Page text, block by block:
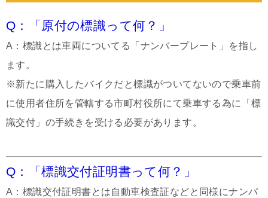
Q：「原付の標識って何？」
A：標識とは車両についてる「ナンバープレート」を指し
ます。
※新たに購入したバイクだと標識がついてないので乗車前
に使用者住所を管轄する市町村役所にて乗車する為に「標
識交付」の手続きを受ける必要があります。
Q：「標識交付証明書って何？」
A：標識交付証明書とは自動車検査証などと同様にナンバ